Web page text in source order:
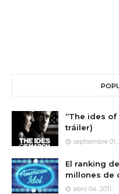
“The ides of
tráiler)
septiembre 01,
El ranking
millones de
abril 04, 2011